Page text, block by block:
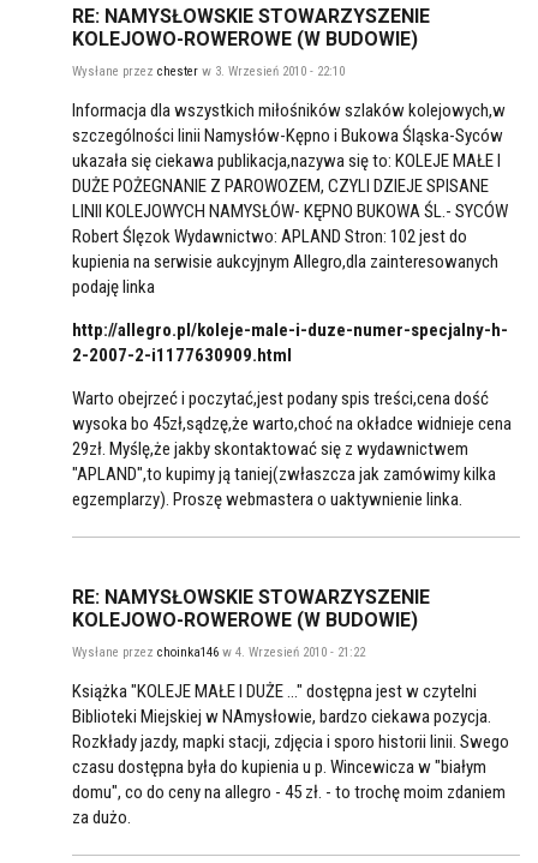
RE: NAMYSŁOWSKIE STOWARZYSZENIE
KOLEJOWO-ROWEROWE (W BUDOWIE)
Wysłane przez chester w 3. Wrzesień 2010 - 22:10
Informacja dla wszystkich miłośników szlaków kolejowych,w
szczególności linii Namysłów-Kępno i Bukowa Śląska-Syców
ukazała się ciekawa publikacja,nazywa się to: KOLEJE MAŁE I
DUŻE POŻEGNANIE Z PAROWOZEM, CZYLI DZIEJE SPISANE
LINII KOLEJOWYCH NAMYSŁÓW- KĘPNO BUKOWA ŚL.- SYCÓW
Robert Ślęzok Wydawnictwo: APLAND Stron: 102 jest do
kupienia na serwisie aukcyjnym Allegro,dla zainteresowanych
podaję linka
http://allegro.pl/koleje-male-i-duze-numer-specjalny-h-
2-2007-2-i1177630909.html
Warto obejrzeć i poczytać,jest podany spis treści,cena dość
wysoka bo 45zł,sądzę,że warto,choć na okładce widnieje cena
29zł. Myślę,że jakby skontaktować się z wydawnictwem
"APLAND",to kupimy ją taniej(zwłaszcza jak zamówimy kilka
egzemplarzy). Proszę webmastera o uaktywnienie linka.
RE: NAMYSŁOWSKIE STOWARZYSZENIE
KOLEJOWO-ROWEROWE (W BUDOWIE)
Wysłane przez choinka146 w 4. Wrzesień 2010 - 21:22
Książka "KOLEJE MAŁE I DUŻE ..." dostępna jest w czytelni
Biblioteki Miejskiej w NAmysłowie, bardzo ciekawa pozycja.
Rozkłady jazdy, mapki stacji, zdjęcia i sporo historii linii. Swego
czasu dostępna była do kupienia u p. Wincewicza w "białym
domu", co do ceny na allegro - 45 zł. - to trochę moim zdaniem
za dużo.